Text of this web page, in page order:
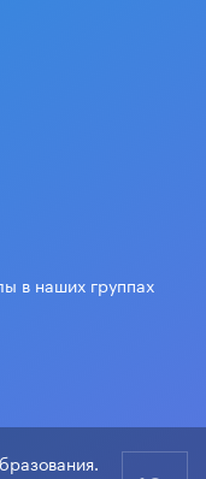
в наших группах